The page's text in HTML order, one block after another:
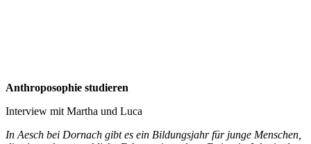
Anthroposophie studieren
Interview mit Martha und Luca
In Aesch bei Dornach gibt es ein Bildungsjahr für junge Menschen,